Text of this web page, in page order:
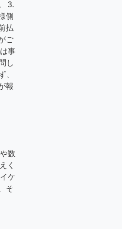
3.
側
払
ご
事
し
、
報
数
く
ケ
そ